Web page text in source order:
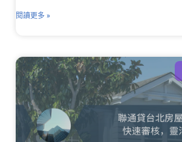
閱讀更多 »